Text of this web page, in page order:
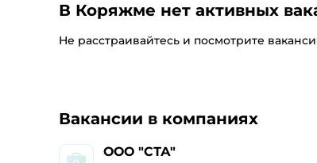
В Коряжме нет активных
Не расстраивайтесь и посмотрите
Работа и
Вакансии в компаниях
ООО "СТА"